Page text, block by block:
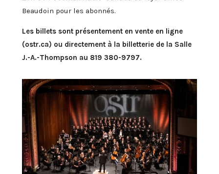
Beaudoin pour les abonnés.
Les billets sont présentement en vente en ligne
(ostr.ca) ou directement à la billetterie de la Salle
J.-A.-Thompson au 819 380-9797.